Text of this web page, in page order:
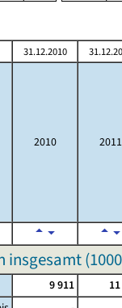
31.12.2010
2010 2011
insgesamt (
9 911